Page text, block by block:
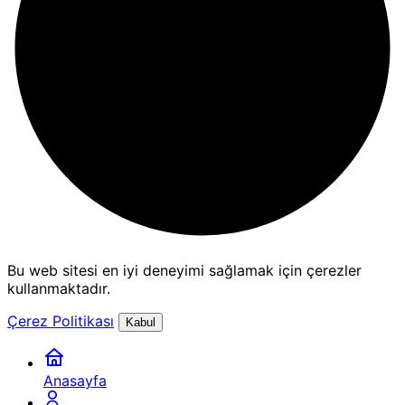
Bu web sitesi en iyi deneyimi sağlamak için çerezler
kullanmaktadır.
Çerez Politikası
Kabul
Anasayfa